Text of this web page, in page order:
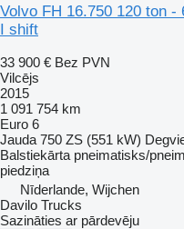
Volvo FH 16.750 120 ton
I shift
33 900 € Bez PVN
Vilcējs
2015
1 091 754 km
Euro 6
Jauda 750 ZS (551 kW)
Balstiekārta pneimatisks/
piedziņa
Nīderlande, Wijchen
Davilo Trucks
Sazināties ar pārdevēju